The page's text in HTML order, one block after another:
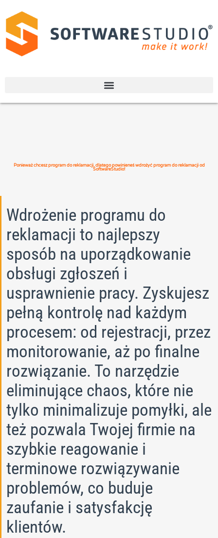
Ponieważ chcesz program do reklamacji, dlatego powinieneś wdrożyć program do reklamacji od
SoftwareStudio!
Wdrożenie programu do
reklamacji to najlepszy
sposób na uporządkowanie
obsługi zgłoszeń i
usprawnienie pracy. Zyskujesz
pełną kontrolę nad każdym
procesem: od rejestracji, przez
monitorowanie, aż po finalne
rozwiązanie. To narzędzie
eliminujące chaos, które nie
tylko minimalizuje pomyłki, ale
też pozwala Twojej firmie na
szybkie reagowanie i
terminowe rozwiązywanie
problemów, co buduje
zaufanie i satysfakcję
klientów.